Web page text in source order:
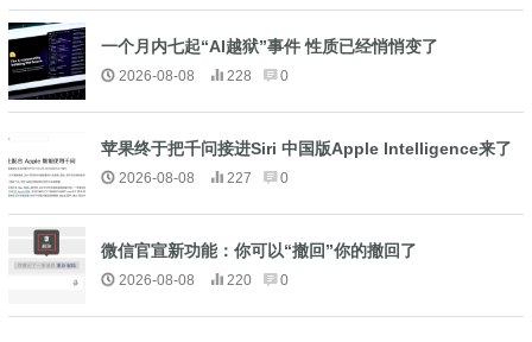
一个月内七起“AI越狱”事件 性质已经悄悄变了
2026-08-08 228 0
苹果终于把千问接进Siri 中国版Apple Intelligence来了
2026-08-08 227 0
微信官宣新功能：你可以“撤回”你的撤回了
2026-08-08 220 0